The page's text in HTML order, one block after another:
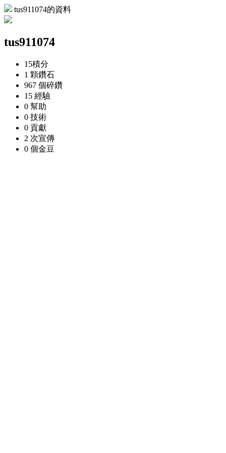
tus911074的資料
tus911074
15積分
1 顆鑽石
967 個碎鑽
15 經驗
0 幫助
0 技術
0 貢獻
2 次宣傳
0 個金豆